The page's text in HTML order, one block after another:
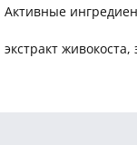
Активные
экстракт